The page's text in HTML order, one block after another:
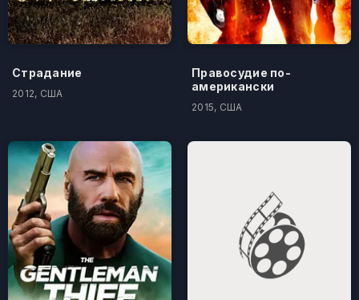
Страдание
2012, США
Правосудие по-
американски
2015, США